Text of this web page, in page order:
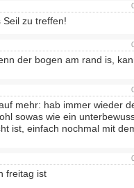
zu treffen!
der bogen am rand is,
mehr: hab immer wieder
sowas wie ein
ist, einfach nochmal mit
freitag ist